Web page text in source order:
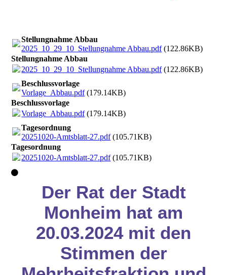
Stellungnahme Abbau
2025_10_29_10_Stellungnahme Abbau.pdf(122.86KB)
Stellungnahme Abbau
2025_10_29_10_Stellungnahme Abbau.pdf(122.86KB)
Beschlussvorlage
Vorlage_Abbau.pdf(179.14KB)
Beschlussvorlage
Vorlage_Abbau.pdf(179.14KB)
Tagesordnung
20251020-Amtsblatt-27.pdf(105.71KB)
Tagesordnung
20251020-Amtsblatt-27.pdf(105.71KB)
Der Rat der Stadt
Monheim hat am
20.03.2024 mit den
Stimmen der